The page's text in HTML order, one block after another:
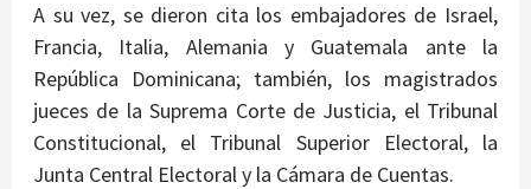
A su vez, se dieron cita los embajadores de Israel,
Francia, Italia, Alemania y Guatemala ante la
República Dominicana; también, los magistrados
jueces de la Suprema Corte de Justicia, el Tribunal
Constitucional, el Tribunal Superior Electoral, la
Junta Central Electoral y la Cámara de Cuentas.